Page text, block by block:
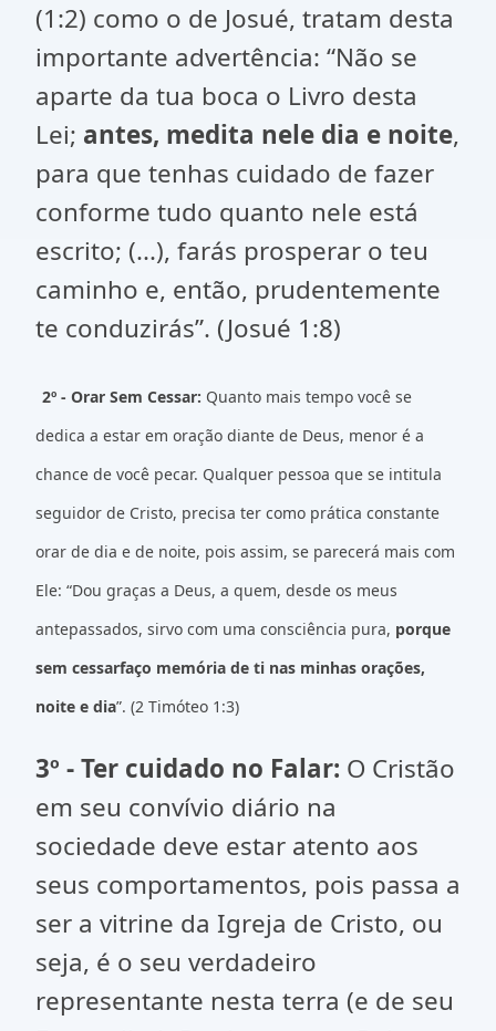
(1:2) como o de Josué, tratam desta
importante advertência: “Não se
aparte da tua boca o Livro desta
Lei; antes, medita nele dia e noite,
para que tenhas cuidado de fazer
conforme tudo quanto nele está
escrito; (...), farás prosperar o teu
caminho e, então, prudentemente
te conduzirás”. (Josué 1:8)
2º - Orar Sem Cessar: Quanto mais tempo você se
dedica a estar em oração diante de Deus, menor é a
chance de você pecar. Qualquer pessoa que se intitula
seguidor de Cristo, precisa ter como prática constante
orar de dia e de noite, pois assim, se parecerá mais com
Ele: “Dou graças a Deus, a quem, desde os meus
antepassados, sirvo com uma consciência pura, porque
sem cessarfaço memória de ti nas minhas orações,
noite e dia”. (2 Timóteo 1:3)
3º - Ter cuidado no Falar: O Cristão
em seu convívio diário na
sociedade deve estar atento aos
seus comportamentos, pois passa a
ser a vitrine da Igreja de Cristo, ou
seja, é o seu verdadeiro
representante nesta terra (e de seu